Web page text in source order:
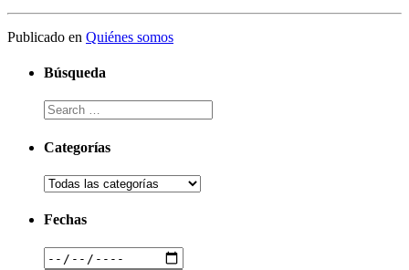
Publicado en Quiénes somos
Búsqueda
Categorías
Fechas